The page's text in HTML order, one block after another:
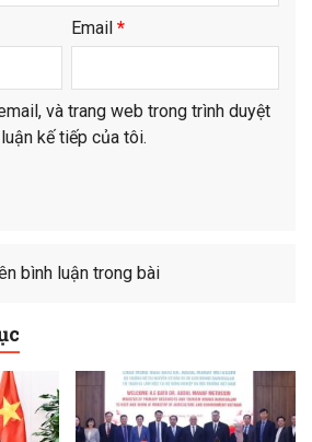
Email *
và trang web trong trình duyệt
kế tiếp của tôi.
bình luận trong bài